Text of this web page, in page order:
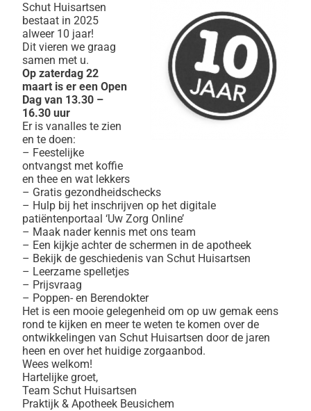
Schut Huisartsen
bestaat in 2025
alweer 10 jaar!
Dit vieren we graag
samen met u.
Op zaterdag 22
maart is er een Open
Dag van 13.30 –
16.30 uur
Er is vanalles te zien
en te doen:
– Feestelijke
ontvangst met koffie
en thee en wat lekkers
– Gratis gezondheidschecks
– Hulp bij het inschrijven op het digitale
patiëntenportaal ‘Uw Zorg Online’
– Maak nader kennis met ons team
– Een kijkje achter de schermen in de apotheek
– Bekijk de geschiedenis van Schut Huisartsen
– Leerzame spelletjes
– Prijsvraag
– Poppen- en Berendokter
Het is een mooie gelegenheid om op uw gemak eens
rond te kijken en meer te weten te komen over de
ontwikkelingen van Schut Huisartsen door de jaren
heen en over het huidige zorgaanbod.
Wees welkom!
Hartelijke groet,
Team Schut Huisartsen
Praktijk & Apotheek Beusichem